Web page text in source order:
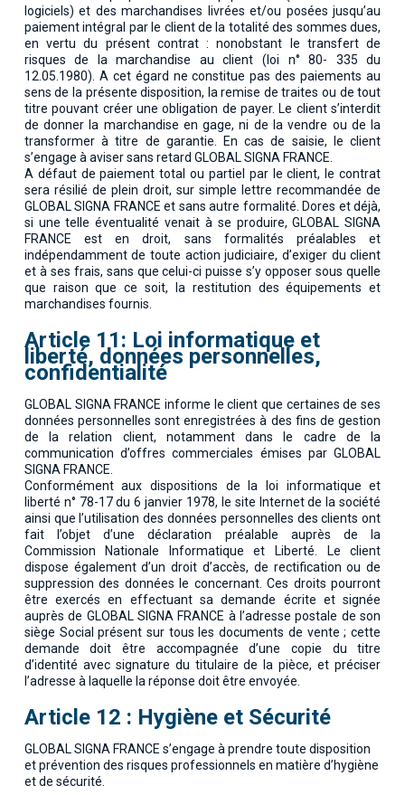
logiciels) et des marchandises livrées et/ou posées jusqu’au
paiement intégral par le client de la totalité des sommes dues,
en vertu du présent contrat : nonobstant le transfert de
risques de la marchandise au client (loi n° 80- 335 du
12.05.1980). A cet égard ne constitue pas des paiements au
sens de la présente disposition, la remise de traites ou de tout
titre pouvant créer une obligation de payer. Le client s’interdit
de donner la marchandise en gage, ni de la vendre ou de la
transformer à titre de garantie. En cas de saisie, le client
s’engage à aviser sans retard GLOBAL SIGNA FRANCE.
A défaut de paiement total ou partiel par le client, le contrat
sera résilié de plein droit, sur simple lettre recommandée de
GLOBAL SIGNA FRANCE et sans autre formalité. Dores et déjà,
si une telle éventualité venait à se produire, GLOBAL SIGNA
FRANCE est en droit, sans formalités préalables et
indépendamment de toute action judiciaire, d’exiger du client
et à ses frais, sans que celui-ci puisse s’y opposer sous quelle
que raison que ce soit, la restitution des équipements et
marchandises fournis.
Article 11: Loi informatique et
liberté, données personnelles,
confidentialité
GLOBAL SIGNA FRANCE informe le client que certaines de ses
données personnelles sont enregistrées à des fins de gestion
de la relation client, notamment dans le cadre de la
communication d’offres commerciales émises par GLOBAL
SIGNA FRANCE.
Conformément aux dispositions de la loi informatique et
liberté n° 78-17 du 6 janvier 1978, le site Internet de la société
ainsi que l’utilisation des données personnelles des clients ont
fait l’objet d’une déclaration préalable auprès de la
Commission Nationale Informatique et Liberté. Le client
dispose également d’un droit d’accès, de rectification ou de
suppression des données le concernant. Ces droits pourront
être exercés en effectuant sa demande écrite et signée
auprès de GLOBAL SIGNA FRANCE à l’adresse postale de son
siège Social présent sur tous les documents de vente ; cette
demande doit être accompagnée d’une copie du titre
d’identité avec signature du titulaire de la pièce, et préciser
l’adresse à laquelle la réponse doit être envoyée.
Article 12 : Hygiène et Sécurité
GLOBAL SIGNA FRANCE s’engage à prendre toute disposition
et prévention des risques professionnels en matière d’hygiène
et de sécurité.